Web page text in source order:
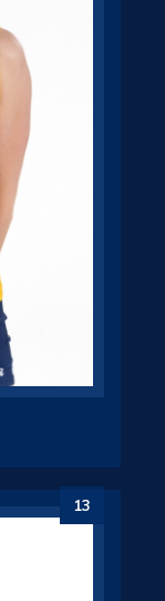
13